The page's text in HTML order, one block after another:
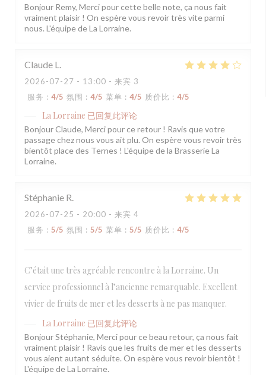
Bonjour Remy, Merci pour cette belle note, ça nous fait
vraiment plaisir ! On espère vous revoir très vite parmi
nous. L'équipe de La Lorraine.
Claude L
2026-07-27 - 13:00 - 来宾 3
服务 : 4/5 氛围 : 4/5 菜单 : 4/5 质价比 : 4/5
La Lorraine 已回复此评论
Bonjour Claude, Merci pour ce retour ! Ravis que votre
passage chez nous vous ait plu. On espère vous revoir très
bientôt place des Ternes ! L'équipe de la Brasserie La
Lorraine.
Stéphanie R
2026-07-25 - 20:00 - 来宾 4
服务 : 5/5 氛围 : 5/5 菜单 : 5/5 质价比 : 4/5
C’était une très agréable rencontre à la Lorraine. Un
service professionnel à l’ancienne remarquable. Excellent
vivier de fruits de mer et les desserts à ne pas manquer.
La Lorraine 已回复此评论
Bonjour Stéphanie, Merci pour ce beau retour, ça nous fait
vraiment plaisir ! Ravis que les fruits de mer et les desserts
vous aient autant séduite. On espère vous revoir bientôt !
L'équipe de La Lorraine.